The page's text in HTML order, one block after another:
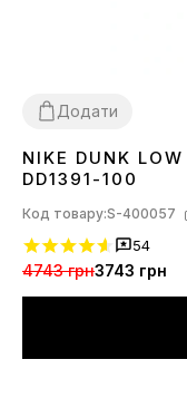
Додати
3637 383940 4142 43
NIKE DUNK
DD1391-100
Код товару:S-400057
54
4743 грн3743 грн